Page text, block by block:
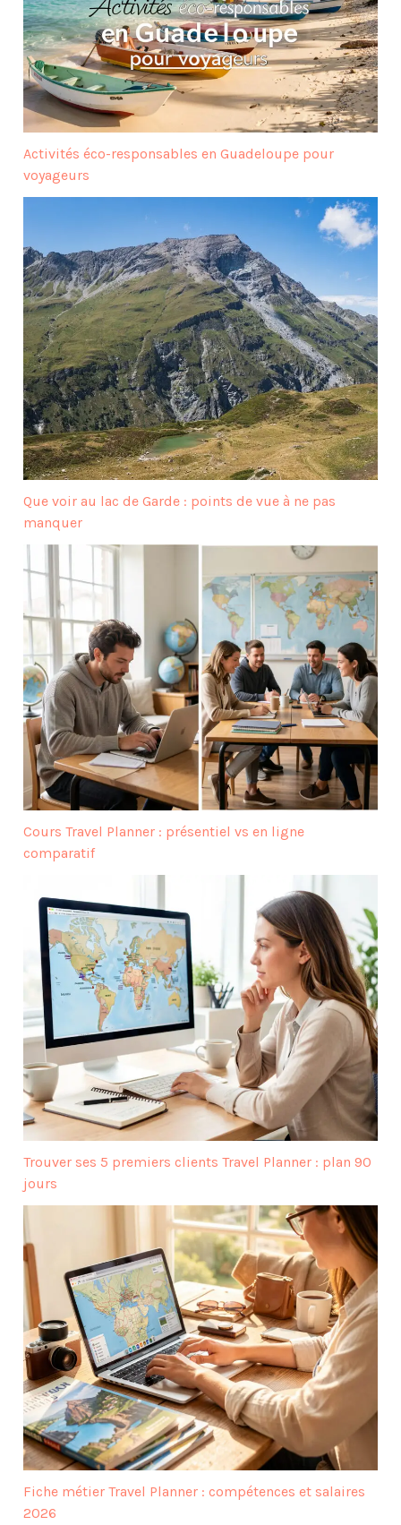
Activités éco-responsables en Guadeloupe pour
voyageurs
Que voir au lac de Garde : points de vue à ne pas
manquer
Cours Travel Planner : présentiel vs en ligne
comparatif
Trouver ses 5 premiers clients Travel Planner : plan 90
jours
Fiche métier Travel Planner : compétences et salaires
2026